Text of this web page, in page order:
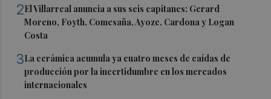
2El Villarreal anuncia a sus seis capitanes: Gerard
Moreno, Foyth, Comesaña, Ayoze, Cardona y Logan
Costa
3La cerámica acumula ya cuatro meses de caídas de
producción por la incertidumbre en los mercados
internacionales